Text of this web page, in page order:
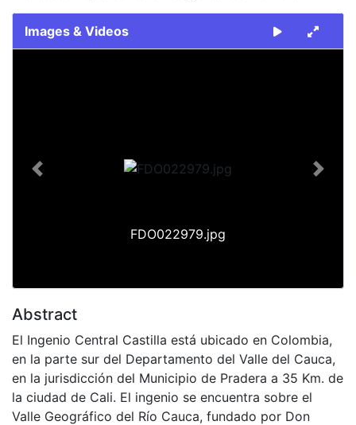
Images & Videos
FDO022979.jpg
Previous Next
Abstract
El Ingenio Central Castilla está ubicado en Colombia,
en la parte sur del Departamento del Valle del Cauca,
en la jurisdicción del Municipio de Pradera a 35 Km. de
la ciudad de Cali. El ingenio se encuentra sobre el
Valle Geográfico del Río Cauca, fundado por Don